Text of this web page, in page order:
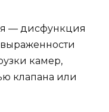
— дисфункция
камер,
клапана или